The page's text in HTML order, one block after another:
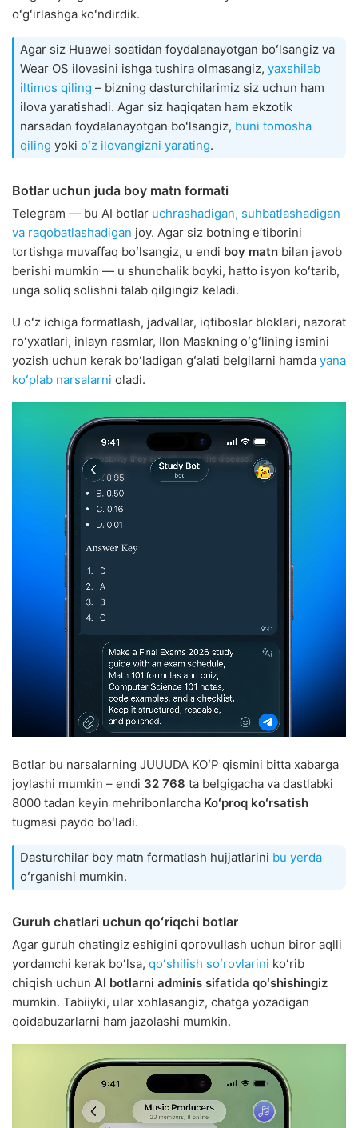
oʻgʻirlashga koʻndirdik.
Agar siz Huawei soatidan foydalanayotgan boʻlsangiz va
Wear OS ilovasini ishga tushira olmasangiz, yaxshilab
iltimos qiling – bizning dasturchilarimiz siz uchun ham
ilova yaratishadi. Agar siz haqiqatan ham ekzotik
narsadan foydalanayotgan boʻlsangiz, buni tomosha
qiling yoki oʻz ilovangizni yarating.
Botlar uchun juda boy matn formati
Telegram — bu AI botlar uchrashadigan, suhbatlashadigan
va raqobatlashadigan joy. Agar siz botning eʼtiborini
tortishga muvaffaq boʻlsangiz, u endi boy matn bilan javob
berishi mumkin — u shunchalik boyki, hatto isyon koʻtarib,
unga soliq solishni talab qilgingiz keladi.
U oʻz ichiga formatlash, jadvallar, iqtiboslar bloklari, nazorat
roʻyxatlari, inlayn rasmlar, Ilon Maskning oʻgʻlining ismini
yozish uchun kerak boʻladigan gʻalati belgilarni hamda yana
koʻplab narsalarni oladi.
Botlar bu narsalarning JUUUDA KOʻP qismini bitta xabarga
joylashi mumkin – endi 32 768 ta belgigacha va dastlabki
8000 tadan keyin mehribonlarcha Koʻproq koʻrsatish
tugmasi paydo boʻladi.
Dasturchilar boy matn formatlash hujjatlarini bu yerda
oʻrganishi mumkin.
Guruh chatlari uchun qoʻriqchi botlar
Agar guruh chatingiz eshigini qorovullash uchun biror aqlli
yordamchi kerak boʻlsa, qoʻshilish soʻrovlarini koʻrib
chiqish uchun AI botlarni adminis sifatida qoʻshishingiz
mumkin. Tabiiyki, ular xohlasangiz, chatga yozadigan
qoidabuzarlarni ham jazolashi mumkin.